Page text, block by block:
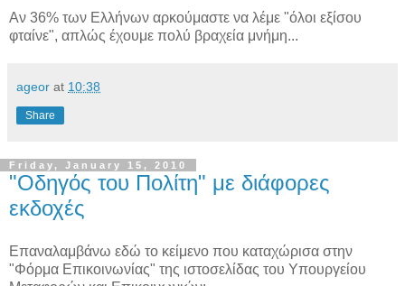
Αν 36% των Ελλήνων αρκούμαστε να λέμε "όλοι εξίσου
φταίνε", απλώς έχουμε πολύ βραχεία μνήμη...
ageor at 10:38
Share
Friday, January 15, 2010
"Οδηγός του Πολίτη" με διάφορες
εκδοχές
Επαναλαμβάνω εδώ το κείμενο που καταχώρισα στην
"Φόρμα Επικοινωνίας" της ιστοσελίδας του Υπουργείου